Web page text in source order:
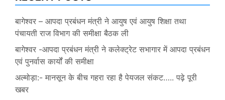
बागेश्वर – आपदा प्रबंधन मंत्री ने आयुष एवं आयुष शिक्षा तथा
पंचायती राज विभाग की समीक्षा बैठक ली
बागेश्वर -आपदा प्रबंधन मंत्री ने कलेक्ट्रेट सभागार में आपदा प्रबंधन
एवं पुनर्वास कार्यों की समीक्षा
अल्मोड़ा:- मानसून के बीच गहरा रहा है पेयजल संकट….. पढ़े पूरी
खबर